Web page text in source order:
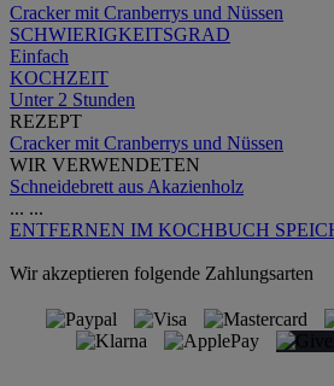
Cracker mit Cranberrys und Nüssen
SCHWIERIGKEITSGRAD
Einfach
KOCHZEIT
Unter 2 Stunden
REZEPT
Cracker mit Cranberrys und Nüssen
WIR VERWENDETEN
Schneidebrett aus Akazienholz
... ...
ENTFERNEN IM KOCHBUCH
Wir akzeptieren folgende Zahlungsarten